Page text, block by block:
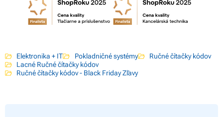
Elektronika + IT Pokladničné systémy
Ručné čítačky kódov
Lacné Ručné čítačky kódov
Ručné čítačky kódov - Black Friday Zľavy